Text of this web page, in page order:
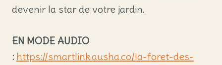
devenir la star de votre jardin.
EN MODE AUDIO
: https://smartlink.ausha.co/la-foret-des-